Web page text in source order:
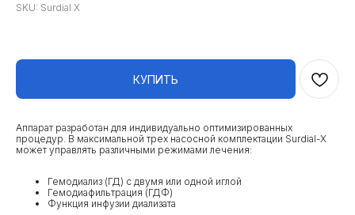
SKU: Surdial X
КУПИТЬ
Аппарат разработан для индивидуально оптимизированных
процедур. В максимальной трех насосной комплектации Surdial-X
может управлять различными режимами лечения:
Гемодиализ (ГД) с двумя или одной иглой
Гемодиафильтрация (ГДФ)
Функция инфузии диализата